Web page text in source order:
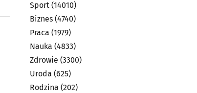
Sport (14010)
Biznes (4740)
Praca (1979)
Nauka (4833)
Zdrowie (3300)
Uroda (625)
Rodzina (202)